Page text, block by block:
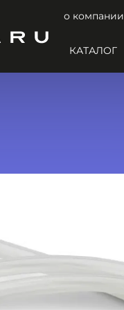
о компании
КАТАЛОГ